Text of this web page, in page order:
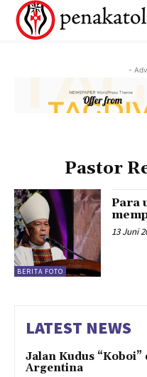
-
Pastor
BERITA FOTO
Para
13 Juni
LATEST NEWS
Jalan Kudus “Koboi”
Argentina